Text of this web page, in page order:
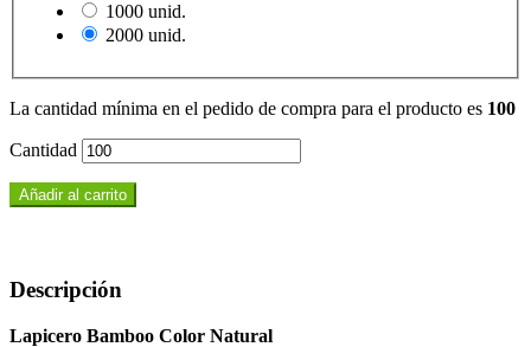
1000 unid.
2000 unid.
La cantidad mínima en el pedido de compra para el producto es 100
Cantidad
Añadir al carrito
Descripción
Lapicero Bamboo Color Natural